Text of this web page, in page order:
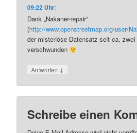
09:22 Uhr:
Dank „Nakaner-repair“
(http://www.openstreetmap.org/user/
der misteriöse Datensatz seit ca. zwei
verschwunden
Antworten ↓
Schreibe einen